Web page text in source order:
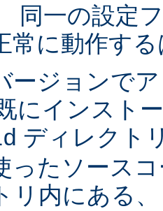
同一の設定
常に動作す
ージョンで
にインスト
ディレクト
ったソース
リ内にある